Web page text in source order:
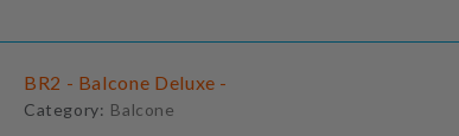
BR2 - Balcone Deluxe -
Category: Balcone